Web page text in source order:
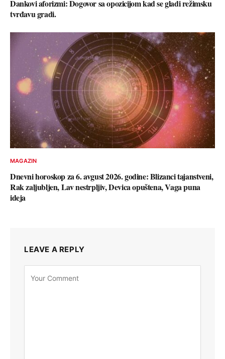
Dankovi aforizmi: Dogovor sa opozicijom kad se gladi režimsku
tvrđavu gradi.
MAGAZIN
Dnevni horoskop za 6. avgust 2026. godine: Blizanci tajanstveni,
Rak zaljubljen, Lav nestrpljiv, Devica opuštena, Vaga puna
ideja
LEAVE A REPLY